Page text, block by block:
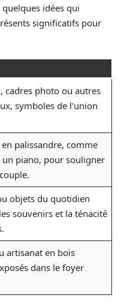
idées qui
significatifs pour
cadres photo ou autres
symboles de l’union
palissandre, comme
piano, pour souligner
objets du quotidien
souvenirs et la ténacité
artisanat en bois
dans le foyer